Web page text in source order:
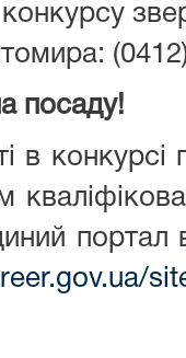
конкурсу
посаду!
в
портал